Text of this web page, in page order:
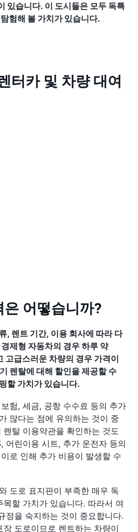
습니다. 이 도시들은 모두 독특
험해 볼 가치가 있습니다.
터카 및 차량 대여
어떻습니까?
, 렌트 기간, 이용 회사에 따라 다
제형 자동차의 경우 하루 약
급스러운 차량의 경우 가격이
렌탈에 대해 할인을 제공할 수
할 가치가 있습니다.
험, 세금, 공항 수수료 등의 추가
많다는 점에 유의하는 것이 중
탈 이용약관을 확인하는 것도
어린이용 시트, 추가 운전자 등의
로 인해 추가 비용이 발생할 수
도로 표지판이 부족한 매우 독
할 가치가 있습니다. 따라서 여
정을 숙지하는 것이 중요합니다.
도로이므로 렌트하는 차량이